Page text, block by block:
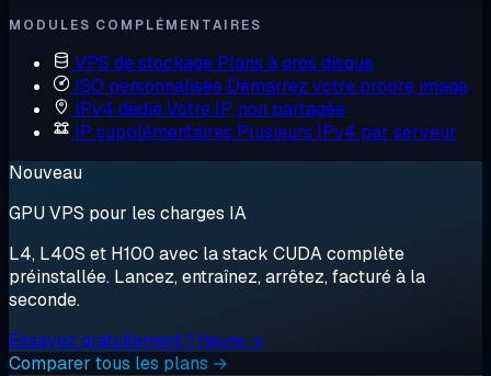
MODULES COMPLÉMENTAIRES
VPS de stockage Plans à gros disque
ISO personnalisée Démarrez votre propre image
IPv4 dédiéVotre IP, non partagée
IP supplémentaires Plusieurs IPv4 par serveur
Nouveau
GPU VPS pour les charges IA
L4, L40S et H100 avec la stack CUDA complète
préinstallée. Lancez, entraînez, arrêtez, facturé à la
seconde.
Essayez gratuitement 1 heure →
Comparer tous les plans →